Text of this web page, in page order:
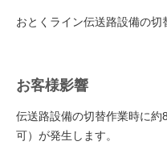
おとくライン伝送路設備の切
お客様影響
伝送路設備の切替作業時に
可）が発生します。